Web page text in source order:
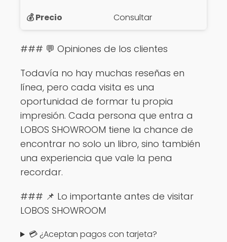
Consultar
### 💬 Opiniones de los clientes
Todavía no hay muchas reseñas en
línea, pero cada visita es una
oportunidad de formar tu propia
impresión. Cada persona que entra a
LOBOS SHOWROOM tiene la chance de
encontrar no solo un libro, sino también
una experiencia que vale la pena
recordar.
### 📌 Lo importante antes de visitar
LOBOS SHOWROOM
💳 ¿Aceptan pagos con tarjeta?